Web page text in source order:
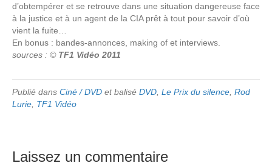
d’obtempérer et se retrouve dans une situation dangereuse face
à la justice et à un agent de la CIA prêt à tout pour savoir d’où
vient la fuite…
En bonus : bandes-annonces, making of et interviews.
sources : © TF1 Vidéo 2011
Publié dans Ciné / DVD et balisé DVD Le Prix du silence Rod
Lurie TF1 Vidéo
Laissez un commentaire